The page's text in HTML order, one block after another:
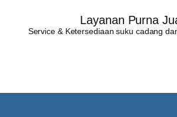
Layanan Purna
Service & Ketersediaan suku cadang